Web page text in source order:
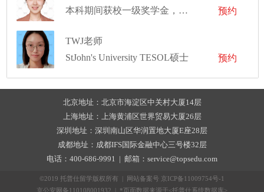
本科期间获校一级奖学金，蝉联优秀学生称号三年。本硕共四年完成学业，曾为多家纽约公司策划市场营销方案
预约
TWJ老师
StJohn's University TESOL硕士
预约
北京地址：北京市海淀区中关村大厦14层
上海地址：上海黄浦区世界贸易大厦26层
深圳地址：深圳南山区华润置地大厦E座28层
成都地址：成都IFS国际金融中心三号楼32层
电话：400-686-9991 | 邮箱：service@topsedu.com
©2019 托普仕留学版权所有 | 网站备案号 京ICP备11009754号-1
京公安网备110108001932 | *页面数据来源于<托普仕系统数据库>